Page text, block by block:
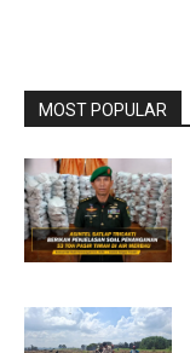
MOST POPULAR